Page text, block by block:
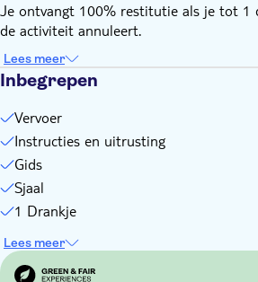
De prijzen van het huren van een
Je ontvangt 100% restitutie als je tot 1
de activiteit annuleert.
Lees meer
Inbegrepen
Vervoer
Instructies en uitrusting
Gids
Sjaal
1 Drankje
Lees meer